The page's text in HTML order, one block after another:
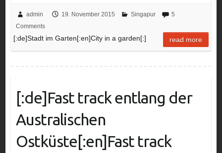
admin 19. November 2015 Singapur
5
Comments
[:de]Stadt im Garten[:en]City in a garden[:] read more
[:de]Fast track entlang der
Australischen
Ostküste[:en]Fast track